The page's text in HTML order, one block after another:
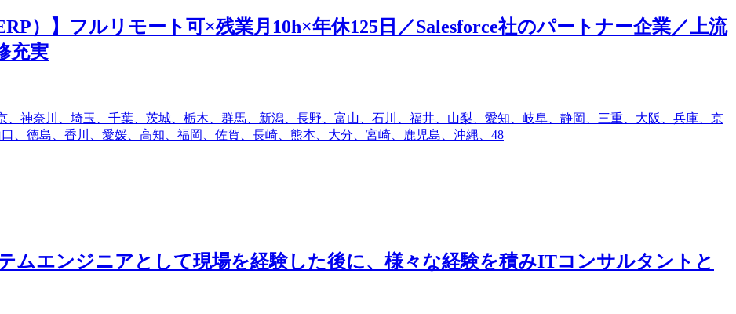
）】フルリモート可×残業月10h×年休125日／Salesforce社のパートナー企業／上流
充実
神奈川、埼玉、千葉、茨城、栃木、群馬、新潟、長野、富山、石川、福井、山梨、愛知、岐阜、静岡、三重、大阪、兵庫、京
、徳島、香川、愛媛、高知、福岡、佐賀、長崎、熊本、大分、宮崎、鹿児島、沖縄、48
ムエンジニアとして現場を経験した後に、様々な経験を積みITコンサルタントと